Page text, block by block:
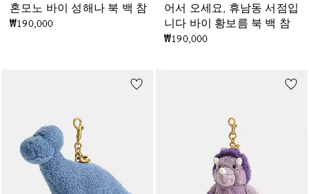
혼모노 바이 성해나 북 백 참
₩190,000
어서 오세요, 휴남동 서점입
니다 바이 황보름 북 백 참
₩190,000